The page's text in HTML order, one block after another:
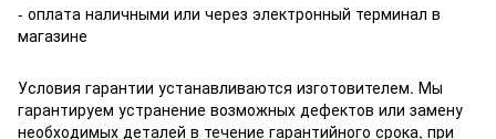
- оплата наличными или через электронный терминал в
магазине
Условия гарантии устанавливаются изготовителем. Мы
гарантируем устранение возможных дефектов или замену
необходимых деталей в течение гарантийного срока, при